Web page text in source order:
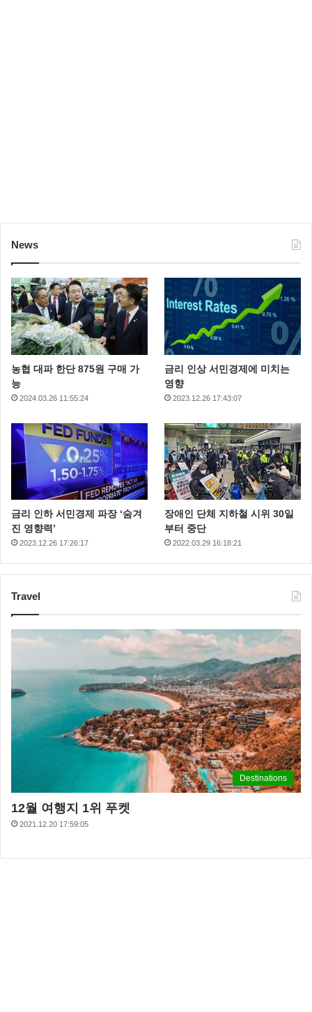
News
농협 대파 한단 875원 구매 가
능
2024.03.26 11:55:24
금리 인상 서민경제에 미치는
영향
2023.12.26 17:43:07
금리 인하 서민경제 파장 ‘숨겨
진 영향력’
2023.12.26 17:26:17
장애인 단체 지하철 시위 30일
부터 중단
2022.03.29 16:18:21
Travel
Destinations
12월 여행지 1위 푸켓
2021.12.20 17:59:05